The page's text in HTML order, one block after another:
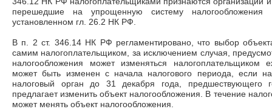
перешедшие на упрощенную систему
установленном гл. 26.2 НК РФ.
В п. 2 ст. 346.14 НК РФ регламентировано, что выбор
самим налогоплательщиком, за исключением случая,
налогообложения может изменяться налогоплательщиком
может быть изменен с начала налогового периода, если
налоговый орган до 31 декабря года, предшествующего
предлагает изменить объект налогообложения. В течение
может менять объект налогообложения.